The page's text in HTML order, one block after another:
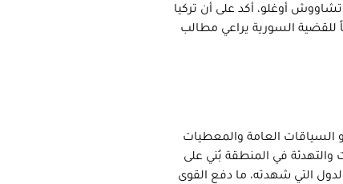
لتصريحات تشاووش أوغلو، أكد على أن تركيا
السورية يراعي مطالب
السياقات العامة والمعطيات
في المنطقة بُني على
التي شهدته، ما دفع القوى